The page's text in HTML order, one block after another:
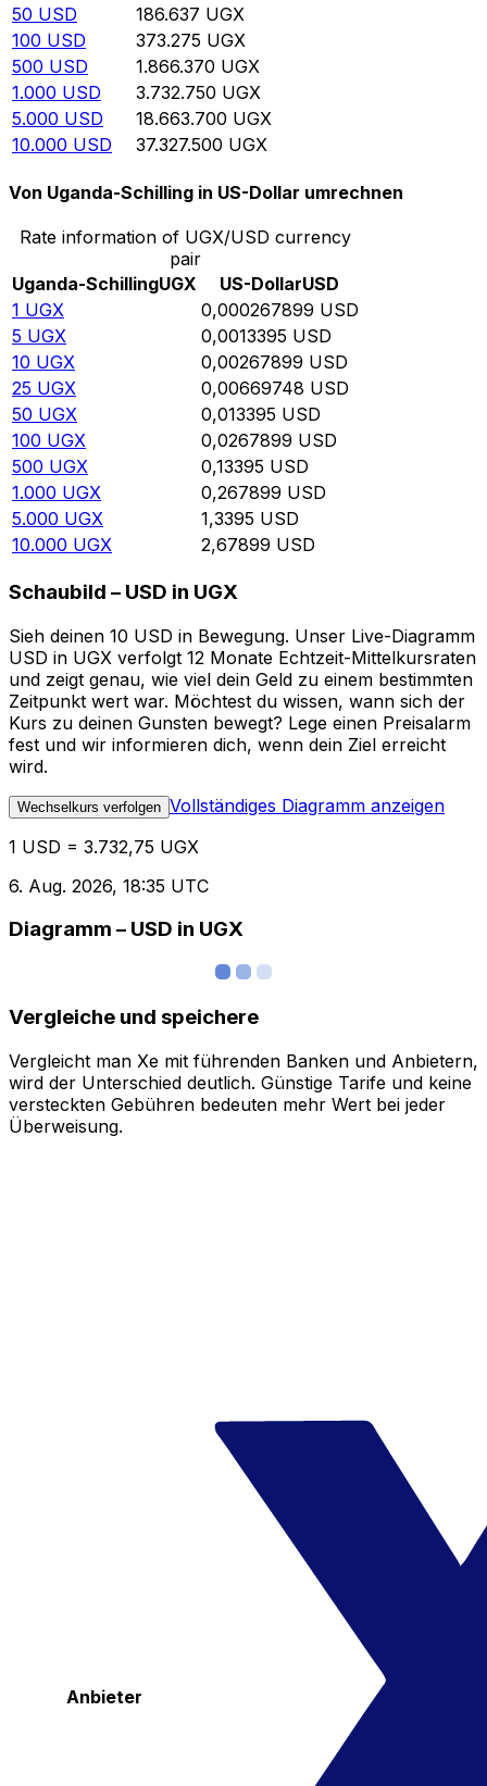
50 USD 186.637 UGX
100 USD 373.275 UGX
500 USD 1.866.370 UGX
1.000 USD 3.732.750 UGX
5.000 USD 18.663.700 UGX
10.000 USD 37.327.500 UGX
Von Uganda-Schilling in US-Dollar umrechnen
Rate information of UGX/USD currency
pair
Uganda-SchillingUGX US-DollarUSD
1 UGX 0,000267899 USD
5 UGX 0,0013395 USD
10 UGX 0,00267899 USD
25 UGX 0,00669748 USD
50 UGX 0,013395 USD
100 UGX 0,0267899 USD
500 UGX 0,13395 USD
1.000 UGX 0,267899 USD
5.000 UGX 1,3395 USD
10.000 UGX 2,67899 USD
Schaubild – USD in UGX
Sieh deinen 10 USD in Bewegung. Unser Live-Diagramm
USD in UGX verfolgt 12 Monate Echtzeit-Mittelkursraten
und zeigt genau, wie viel dein Geld zu einem bestimmten
Zeitpunkt wert war. Möchtest du wissen, wann sich der
Kurs zu deinen Gunsten bewegt? Lege einen Preisalarm
fest und wir informieren dich, wenn dein Ziel erreicht
wird.
Wechselkurs verfolgen Vollständiges Diagramm anzeigen
1 USD = 3.732,75 UGX
6. Aug. 2026, 18:35 UTC
Diagramm – USD in UGX
Vergleiche und speichere
Vergleicht man Xe mit führenden Banken und Anbietern,
wird der Unterschied deutlich. Günstige Tarife und keine
versteckten Gebühren bedeuten mehr Wert bei jeder
Überweisung.
Anbieter